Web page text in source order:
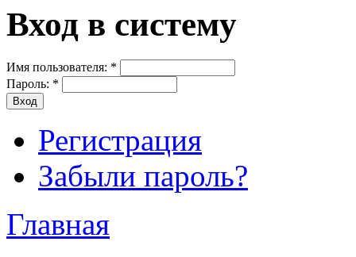
Вход в систему
Имя пользователя: *
Пароль: *
Регистрация
Забыли пароль?
Главная